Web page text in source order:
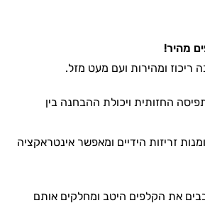
מהיר!
ומהירות ועם מעט מזל.
החזותית ויכולת ההבחנה בין
זריזות הידיים ומאפשר אינטראקציה
את הקלפים היטב ומחלקים אותם